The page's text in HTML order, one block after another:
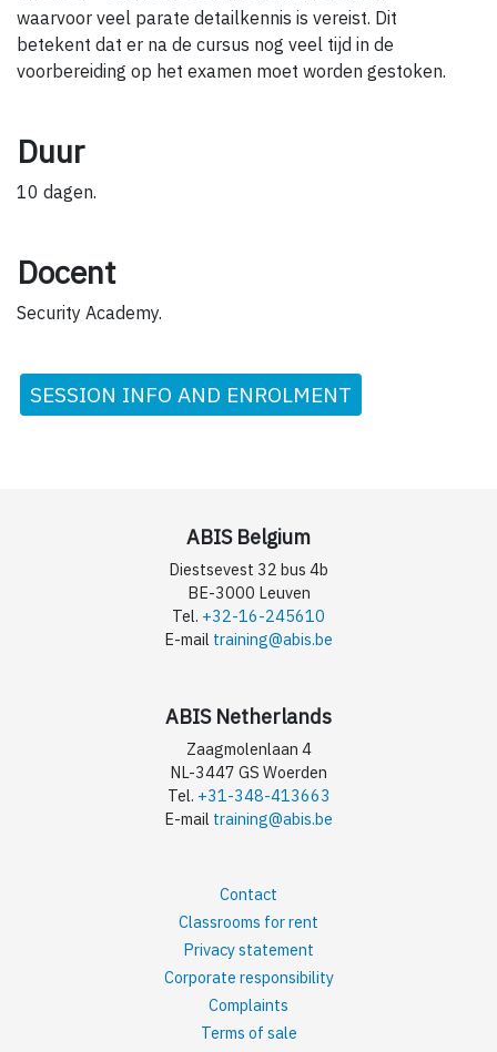
waarvoor veel parate detailkennis is vereist. Dit
betekent dat er na de cursus nog veel tijd in de
voorbereiding op het examen moet worden gestoken.
Duur
10 dagen.
Docent
Security Academy.
SESSION INFO AND ENROLMENT
ABIS Belgium
Diestsevest 32 bus 4b
BE-3000 Leuven
Tel. +32-16-245610
E-mail training@abis.be
ABIS Netherlands
Zaagmolenlaan 4
NL-3447 GS Woerden
Tel. +31-348-413663
E-mail training@abis.be
Contact
Classrooms for rent
Privacy statement
Corporate responsibility
Complaints
Terms of sale